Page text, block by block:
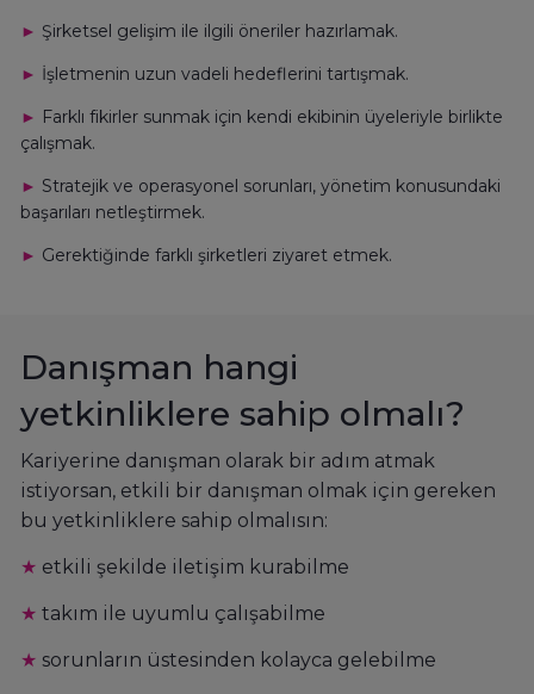
► Şirketsel gelişim ile ilgili öneriler hazırlamak.
► İşletmenin uzun vadeli hedeflerini tartışmak.
► Farklı fikirler sunmak için kendi ekibinin üyeleriyle birlikte
çalışmak.
► Stratejik ve operasyonel sorunları, yönetim konusundaki
başarıları netleştirmek.
► Gerektiğinde farklı şirketleri ziyaret etmek.
Danışman hangi
yetkinliklere sahip olmalı?
Kariyerine danışman olarak bir adım atmak
istiyorsan, etkili bir danışman olmak için gereken
bu yetkinliklere sahip olmalısın:
★ etkili şekilde iletişim kurabilme
★ takım ile uyumlu çalışabilme
★ sorunların üstesinden kolayca gelebilme